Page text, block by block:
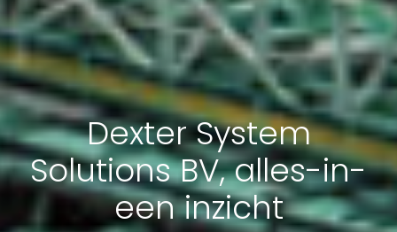
Dexter System
Solutions BV, alles-in-
een inzicht